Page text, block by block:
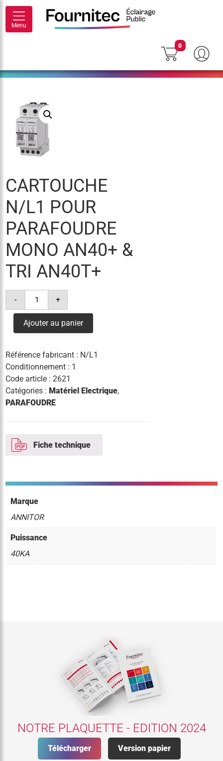
Menu
0
CARTOUCHE
N/L1 POUR
PARAFOUDRE
MONO AN40+ &
TRI AN40T+
-
quantité
cartouche
pour
parafoudre
&
tri
an40t+
+
Ajouter au panier
Référence fabricant : N/L1
Conditionnement : 1
Code article :2621
Catégories :Matériel Electrique,
PARAFOUDRE
Fiche technique
Marque
ANNITOR
Puissance
40KA
NOTRE PLAQUETTE - EDITION 2024
Télécharger Version papier